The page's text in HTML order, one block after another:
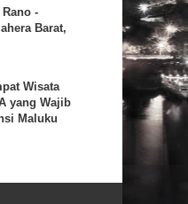
-
Barat,
Wisata
yang Wajib
Maluku